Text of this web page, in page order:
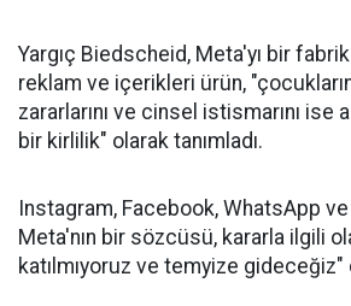
Yargıç Biedscheid, Meta'yı bir
reklam ve içerikleri ürün,
zararlarını ve cinsel istismarını ise
bir kirlilik" olarak tanımladı.
Instagram, Facebook, WhatsApp
Meta'nın bir sözcüsü, kararla ilgili
katılmıyoruz ve temyize gideceğiz"